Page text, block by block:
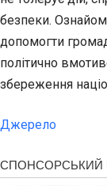
безпеки.
допомогти
політично
збереження
Джерело